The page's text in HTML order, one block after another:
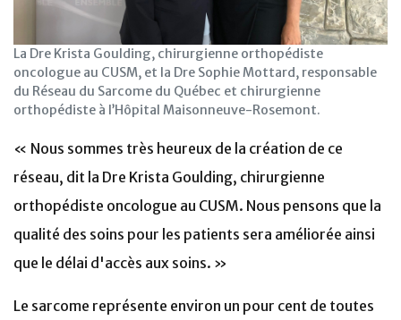
La Dre Krista Goulding, chirurgienne orthopédiste
oncologue au CUSM, et la Dre Sophie Mottard, responsable
du Réseau du Sarcome du Québec et chirurgienne
orthopédiste à l’Hôpital Maisonneuve-Rosemont.
« Nous sommes très heureux de la création de ce
réseau, dit la Dre Krista Goulding, chirurgienne
orthopédiste oncologue au CUSM. Nous pensons que la
qualité des soins pour les patients sera améliorée ainsi
que le délai d'accès aux soins. »
Le sarcome représente environ un pour cent de toutes